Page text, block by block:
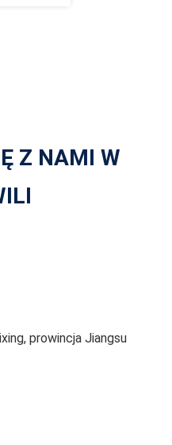
Z NAMI W
prowincja Jiangsu